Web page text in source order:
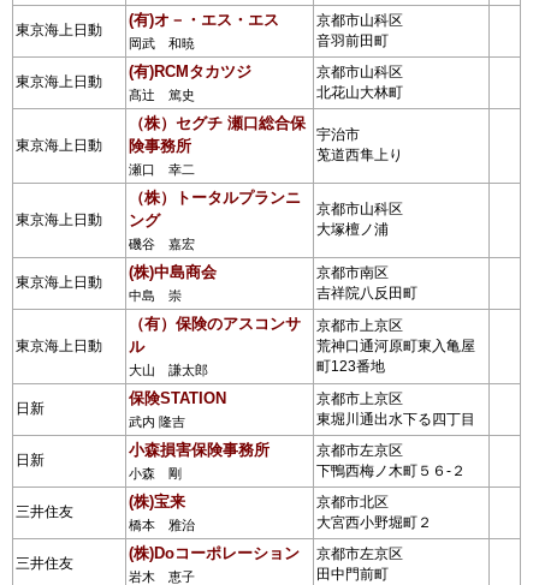
東京海上日動
(有)オ－・エス・エス
岡武 和暁
京都市山科区
音羽前田町
東京海上日動
(有)RCMタカツジ
髙辻 篤史
京都市山科区
北花山大林町
東京海上日動
（株）セグチ 瀬口総合保
険事務所
瀬口 幸二
宇治市
莵道西隼上り
東京海上日動
（株）トータルプランニ
ング
磯谷 嘉宏
京都市山科区
大塚檀ノ浦
東京海上日動
(株)中島商会
中島 崇
京都市南区
吉祥院八反田町
東京海上日動
（有）保険のアスコンサ
ル
大山 謙太郎
京都市上京区
荒神口通河原町東入亀屋
町123番地
日新
保険STATION
武内 隆吉
京都市上京区
東堀川通出水下る四丁目
日新
小森損害保険事務所
小森 剛
京都市左京区
下鴨西梅ノ木町５６-２
三井住友
(株)宝来
橋本 雅治
京都市北区
大宮西小野堀町２
三井住友
(株)Doコーポレーション
岩木 恵子
京都市左京区
田中門前町